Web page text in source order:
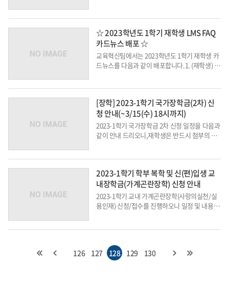
☆ 2023학년도 1학기 재학생 LMS FAQ
카드뉴스 배포 ☆
교육혁신팀에서는 2023학년도 1학기 재학생 카
드뉴스를 다음과 같이 배포합니다.1. (재학생) 20
를 미리보기할 경우, 첨부된 링크 클릭이 불가
합...
[장학] 2023-1학기 국가장학금(2차) 신
청 안내(~3/15(수) 18시까지)
2023-1학기 국가장학금 2차 신청 일정을 다음과
같이 안내 드리오니,재학생은 반드시 첨부의 공
편입생, 재학생, ...
2023-1학기 학부 복학 및 신(편)입생 교
내장학금(가계곤란장학) 신청 안내
2023-1학기 교내 가계곤란장학(사랑의실천/실
용인재) 신청/접수를 진행하오니 일정 및 내용을
신청가능) ■&nb...
126 127 128 129 130